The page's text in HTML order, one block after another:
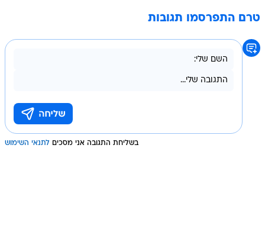
טרם התפרסמו תגובות
בשליחת התגובה אני מסכים לתנאי השימוש